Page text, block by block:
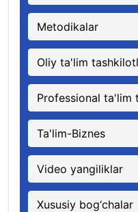
Metodikalar
Oliy ta'lim
Professional ta'lim
Ta'lim-Biznes
Video yangiliklar
Xususiy bog‘chalar